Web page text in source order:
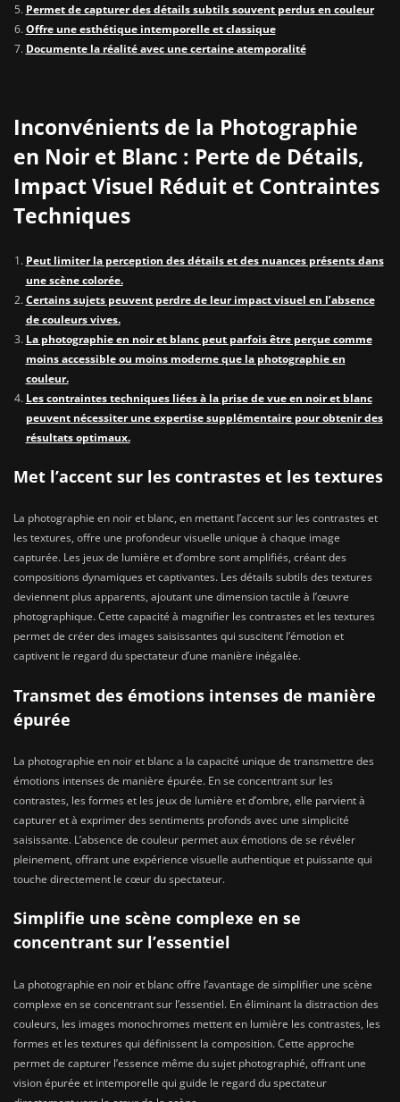
Permet de capturer des détails subtils souvent perdus en couleur
Offre une esthétique intemporelle et classique
Documente la réalité avec une certaine atemporalité
Inconvénients de la Photographie
en Noir et Blanc : Perte de Détails,
Impact Visuel Réduit et Contraintes
Techniques
Peut limiter la perception des détails et des nuances présents dans
une scène colorée.
Certains sujets peuvent perdre de leur impact visuel en l’absence
de couleurs vives.
La photographie en noir et blanc peut parfois être perçue comme
moins accessible ou moins moderne que la photographie en
couleur.
Les contraintes techniques liées à la prise de vue en noir et blanc
peuvent nécessiter une expertise supplémentaire pour obtenir des
résultats optimaux.
Met l’accent sur les contrastes et les textures
La photographie en noir et blanc, en mettant l’accent sur les contrastes et
les textures, offre une profondeur visuelle unique à chaque image
capturée. Les jeux de lumière et d’ombre sont amplifiés, créant des
compositions dynamiques et captivantes. Les détails subtils des textures
deviennent plus apparents, ajoutant une dimension tactile à l’œuvre
photographique. Cette capacité à magnifier les contrastes et les textures
permet de créer des images saisissantes qui suscitent l’émotion et
captivent le regard du spectateur d’une manière inégalée.
Transmet des émotions intenses de manière
épurée
La photographie en noir et blanc a la capacité unique de transmettre des
émotions intenses de manière épurée. En se concentrant sur les
contrastes, les formes et les jeux de lumière et d’ombre, elle parvient à
capturer et à exprimer des sentiments profonds avec une simplicité
saisissante. L’absence de couleur permet aux émotions de se révéler
pleinement, offrant une expérience visuelle authentique et puissante qui
touche directement le cœur du spectateur.
Simplifie une scène complexe en se
concentrant sur l’essentiel
La photographie en noir et blanc offre l’avantage de simplifier une scène
complexe en se concentrant sur l’essentiel. En éliminant la distraction des
couleurs, les images monochromes mettent en lumière les contrastes, les
formes et les textures qui définissent la composition. Cette approche
permet de capturer l’essence même du sujet photographié, offrant une
vision épurée et intemporelle qui guide le regard du spectateur